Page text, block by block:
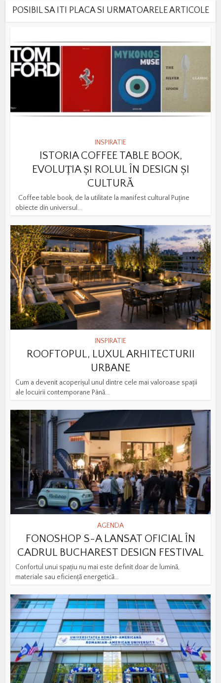
POSIBIL SA ITI PLACA SI URMATOARELE ARTICOLE
INSPIRATIE
ISTORIA COFFEE TABLE BOOK,
EVOLUȚIA ȘI ROLUL ÎN DESIGN ȘI
CULTURĂ
Coffee table book, de la utilitate la manifest cultural Puține
obiecte din universul...
INSPIRATIE
ROOFTOPUL, LUXUL ARHITECTURII
URBANE
Cum a devenit acoperișul unul dintre cele mai valoroase spații
ale locuirii contemporane Până...
AGENDA
FONOSHOP S-A LANSAT OFICIAL ÎN
CADRUL BUCHAREST DESIGN FESTIVAL
Confortul unui spațiu nu mai este definit doar de lumină,
materiale sau eficiență energetică...